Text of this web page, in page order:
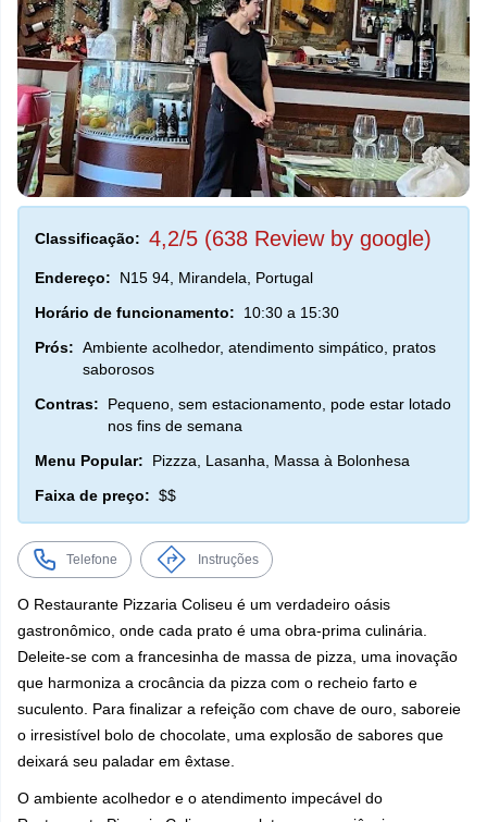
Classificação: 4,2/5 (638 Review by google)
Endereço:
N15 94, Mirandela, Portugal
Horário de funcionamento:
10:30 a 15:30
Prós: Ambiente acolhedor, atendimento simpático, pratos
saborosos
Contras:
Pequeno, sem estacionamento, pode estar lotado
nos fins de semana
Menu Popular:
Pizzza, Lasanha, Massa à Bolonhesa
Faixa de preço: $$
Telefone Instruções
O Restaurante Pizzaria Coliseu é um verdadeiro oásis
gastronômico, onde cada prato é uma obra-prima culinária.
Deleite-se com a francesinha de massa de pizza, uma inovação
que harmoniza a crocância da pizza com o recheio farto e
suculento. Para finalizar a refeição com chave de ouro, saboreie
o irresistível bolo de chocolate, uma explosão de sabores que
deixará seu paladar em êxtase.
O ambiente acolhedor e o atendimento impecável do